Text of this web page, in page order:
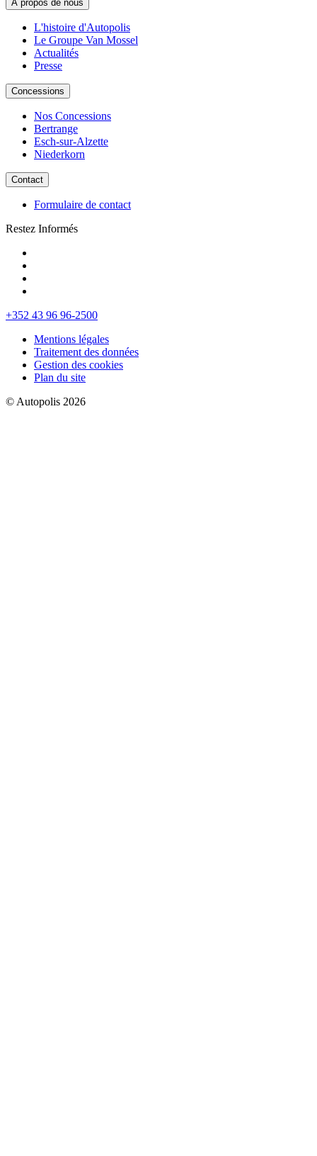
A propos de nous
L'histoire d'Autopolis
Le Groupe Van Mossel
Actualités
Presse
Concessions
Nos Concessions
Bertrange
Esch-sur-Alzette
Niederkorn
Contact
Formulaire de contact
Restez Informés
+352 43 96 96-2500
Mentions légales
Traitement des données
Gestion des cookies
Plan du site
© Autopolis 2026